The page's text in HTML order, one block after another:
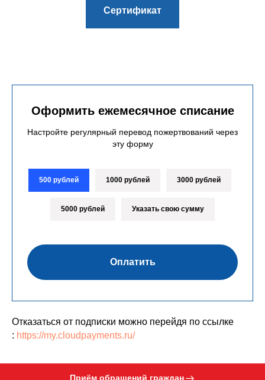
Сертификат
Оформить ежемесячное списание
Настройте регулярный перевод пожертвований через
эту форму
500 рублей 1000 рублей 3000 рублей
5000 рублей Указать свою сумму
Оплатить
Отказаться от подписки можно перейдя по ссылке
: https://my.cloudpayments.ru/
Приём обращений граждан